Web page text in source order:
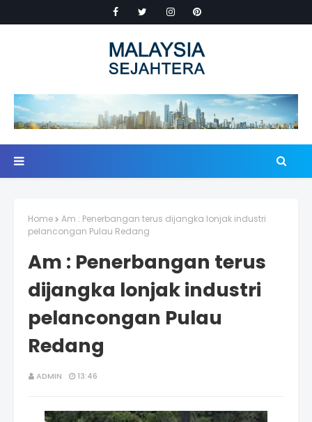
Home
Am : Penerbangan terus dijangka lonjak industri
pelancongan Pulau Redang
Am : Penerbangan terus
dijangka lonjak industri
pelancongan Pulau
Redang
ADMIN 13:46